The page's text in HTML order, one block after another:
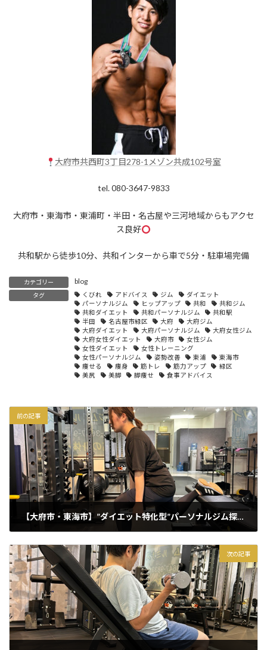
大府市共西町3丁目278-1メゾン共成102号室
tel. 080-3647-9833
大府市・東海市・東浦町・半田・名古屋や三河地域からもアクセ
ス良好
共和駅から徒歩10分、共和インターから車で5分・駐車場完備
カテゴリー blog
タグ くびれ アドバイス ジム
ダイエット
パーソナルジム
ヒップアップ 共和
共和ジム
共和ダイエット
共和パーソナルジム
共和駅
半田
名古屋市緑区 大府
大府ジム
大府ダイエット
大府パーソナルジム
大府女性ジム
大府女性ダイエット
大府市
女性ジム
女性ダイエット
女性トレーニング
女性パーソナルジム
姿勢改善 東浦
東海市
痩せる
痩身 筋トレ 筋力アップ
緑区
美尻
美脚 脚痩せ 食事アドバイス
前の記事
【大府市・東海市】”ダイエット特化型”パーソナルジム探していませんか？
次の記事